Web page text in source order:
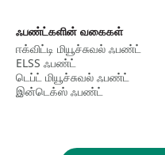
ஃபண்ட்களின் வகைகள்
ஈக்விட்டி மியூச்சுவல் ஃபண்ட்
ELSS ஃபண்ட்
டெப்ட் மியூச்சுவல் ஃபண்ட்
இன்டெக்ஸ் ஃபண்ட்